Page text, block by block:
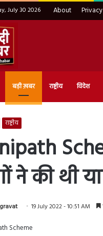
July 30 2026 About
बड़ी ख़बर राष्ट्रीय विदेश
राष्ट्रीय
ने की थी
19 July 2022 - 10:51 AM